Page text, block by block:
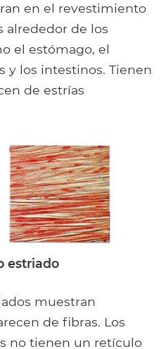
en el revestimiento
alrededor de los
el estómago, el
y los intestinos. Tienen
de estrías
estriado
muestran
de fibras. Los
no tienen un retículo